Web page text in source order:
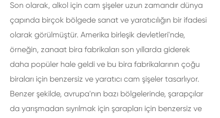
Son olarak, alkol için cam şişeler uzun zamandır dünya
çapında birçok bölgede sanat ve yaratıcılığın bir ifadesi
olarak görülmüştür. Amerika birleşik devletleri'nde,
örneğin, zanaat bira fabrikaları son yıllarda giderek
daha popüler hale geldi ve bu bira fabrikalarının çoğu
biraları için benzersiz ve yaratıcı cam şişeler tasarlıyor.
Benzer şekilde, avrupa'nın bazı bölgelerinde, şarapçılar
da yarışmadan sıyrılmak için şarapları için benzersiz ve